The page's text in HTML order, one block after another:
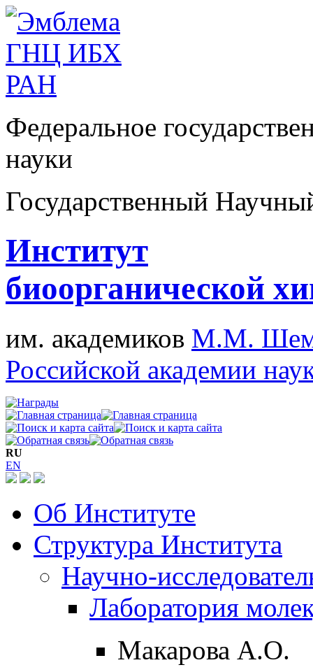
Федеральное
науки
Государственный
Институт
биоорганической
им. академиков М.М.
Российской академии
RU
EN
Об Институте
Структура Института
Научно-
Лаборатория
Макарова А.О.